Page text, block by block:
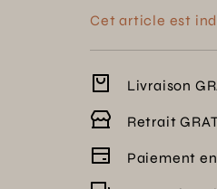
Cet article est
Livraison
Retrait
Paiement